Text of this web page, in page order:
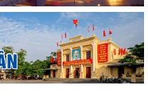
về nội quy tiếp công dân